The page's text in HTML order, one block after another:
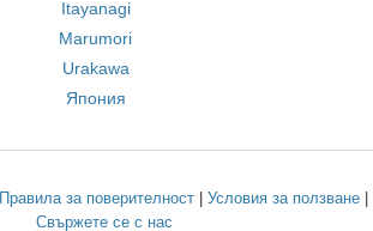
Itayanagi
Marumori
Urakawa
Япония
Правила за поверителност Условия за ползване
Свържете се с нас